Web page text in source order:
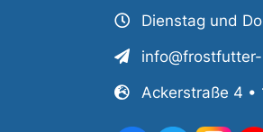
Dienstag und
Ackerstraße 4 •